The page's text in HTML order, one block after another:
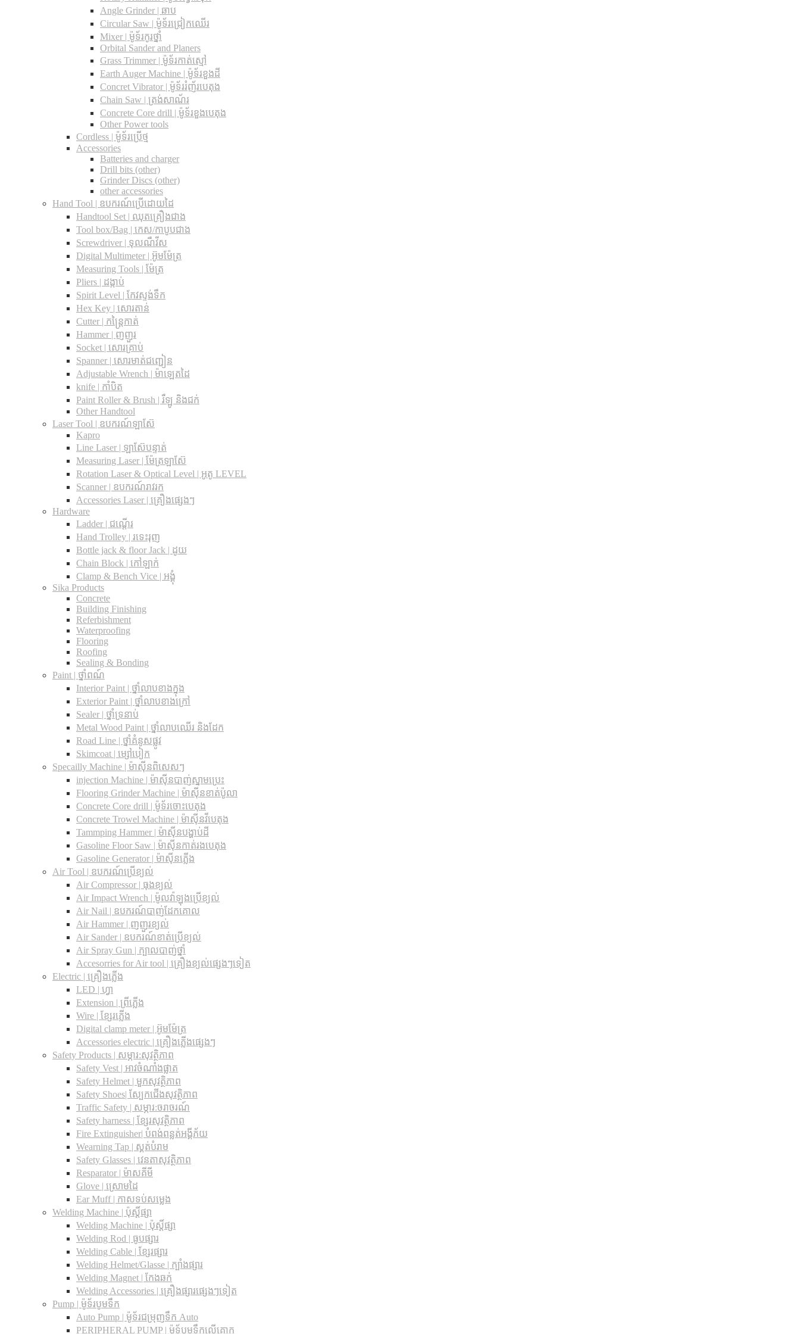
Angle Grinder | ឆាប
Circular Saw​ | ម៉ូទ័រជ្រៀកឈើរ
Mixer | ម៉ូទ័រកូរថ្នាំ
Orbital Sander and Planers
Grass Trimmer | ម៉ូទ័រកាត់ស្មៅ
Earth Auger Machine | ម៉ូទ័រខួងដី
Concret Vibrator | ម៉ូទ័ររំញ័របេតុង
Chain Saw | ត្រង់សាណ័រ
Concrete Core drill | ម៉ូទ័រខួងបេតុង
Other Power tools
Cordless​ | ម៉ូទ័រប្រើថ្ម
Accessories
Batteries and charger
Drill bits (other)
Grinder Discs (other)
other accessories
Hand Tool | ឧបករណ៍ប្រើដោយដៃ
Handtool Set | ឈុតគ្រឿងជាង
Tool box/Bag | កេស/កាបូបជាង
Screwdriver | ទុលណឺវីស
Digital Multimeter | អ៊ូមម៉ែត្រ
Measuring Tools | ម៉ែត្រ
Pliers | ដង្កាប់
Spirit Level | កែវស្ទង់ទឹក
Hex Key | សោរតាន់
Cutter | កន្រ្តៃកាត់
Hammer | ញញួរ
Socket | សោរគ្រាប់
Spanner |​ សោរមាត់ជញ្ជៀន
Adjustable Wrench |​ ម៉ាឡេតដៃ
knife | កាំបិត
Paint Roller & Brush | រឺឡូ និងជក់
Other Handtool
Laser Tool | ឧបករណ៍ឡាស៊ែ
Kapro
Line Laser | ឡាស៊ែបន្ទាត់
Measuring Laser | ម៉ែត្រឡាស៊ែ
Rotation Laser & Optical Level | អូតូ LEVEL
Scanner | ឧបករណ៍រាវរក
Accessories Laser | គ្រឿងផ្សេងៗ
Hardware
Ladder | ជណ្តើរ
Hand Trolley | រទេះរុញ
Bottle jack & floor Jack​ | ដូយ
Chain Block | កៅឡាក់
Clamp & Bench Vice | អង្គុំ
Sika Products
Concrete
Building Finishing
Referbishment
Waterproofing
Flooring
Roofing
Sealing & Bonding
Paint | ថ្នាំពណ៍
Interior Paint | ថ្នាំលាបខាងក្នុង
Exterior Paint | ថ្នាំលាបខាងក្រៅ
Sealer | ថ្នាំទ្រនាប់
Metal Wood Paint | ថ្នាំលាបឈើរ និងដែក
Road Line | ថ្នាំគំនូសផ្លូវ
Skimcoat | ម្សៅបៀក
Specailly Machine | ម៉ាស៊ីនពិសេសៗ
injection Machine | ម៉ាស៊ីនបាញ់ស្នាមប្រេះ
Flooring Grinder Machine | ម៉ាស៊ីនខាត់ប៉ូលា
Concrete Core drill | ម៉ូទ័រចោះបេតុង
Concrete Trowel Machine | ម៉ាស៊ីនវីបេតុង
Tammping Hammer | ម៉ាស៊ីនបង្ហាប់ដី
Gasoline Floor Saw | ម៉ាស៊ីនកាត់រងបេតុង
Gasoline Generator | ម៉ាស៊ីនភ្លើង
Air Tool | ឧបករណ៍ប្រើខ្យល់
Air Compressor | ធុងខ្យល់
Air Impact Wrench | ម៉ូលវ៉ាឡុងប្រើខ្យល់
Air Nail | ឧបករណ៍បាញ់ដែកគោល
Air Hammer | ញញួរខ្យល់
Air Sander | ឧបករណ៍ខាត់ប្រើខ្យល់
Air Spray Gun | ក្បាលបាញ់ថ្នាំ
Accesorries for Air tool | គ្រឿងខ្យល់ផ្សេងៗទៀត
Electric | គ្រឿងភ្លើង
LED | ហ្វា
Extension | ព្រីភ្លើង
Wire | ខ្សែរភ្លើង
Digital clamp meter | អ៊ូមម៉ែត្រ
Accessories electric | គ្រឿងភ្លើងផ្សេងៗ
Safety Products | សម្ភារ:សុវត្ថិភាព
Safety Vest | អាវចំណាំងផ្លាត
Safety Helmet | មួកសុវត្ថិភាព
Safety Shoes| ស្បែកជើងសុវត្ថិភាព
Traffic Safety​ | សម្ភារ:ចរាចរណ៍
Safety harness | ខ្សែរសុវត្ថិភាព
Fire Extinguisher| បំពង់ពន្លត់អង្គីភ័យ
Wearning Tap | ស្គត់បំរាម
Safety Glasses | វេនតាសុវត្ថិភាព
Resparator | ម៉ាសគីមី
Glove | ស្រោមដៃ
Ear Muff | កាសទប់សម្លេង
Welding Machine | ប៉ុស្តិ៍ផ្សា
Welding Machine | ប៉ុស្តិ៍ផ្សា
Welding Rod | ធូបផ្សារ
Welding Cable | ខ្សែរផ្សារ
Welding Helmet/Glasse | ក្បាំងផ្សារ
Welding Magnet | កែងឆក់
Welding Accessories | គ្រឿងផ្សារផ្សេងៗទៀត
Pump | ម៉ូទ័របូមទឹក
Auto Pump | ម៉ូទ័រជម្រុញទឹក Auto
PERIPHERAL PUMP | ម៉ូទ័បូមទឹកលើគោក